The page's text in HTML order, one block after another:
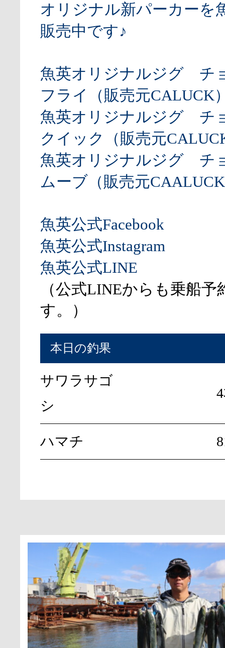
オリジナル新パーカーを
販売中です♪
魚英オリジナルジグ チ
フライ（販売元CALUCK
魚英オリジナルジグ チ
クイック（販売元
魚英オリジナルジグ チ
ムーブ（販売元
魚英公式Facebook
魚英公式Instagram
魚英公式LINE
（公式LINEからも乗船予
す。）
本日の釣果
サワラサゴ
シ
ハマチ